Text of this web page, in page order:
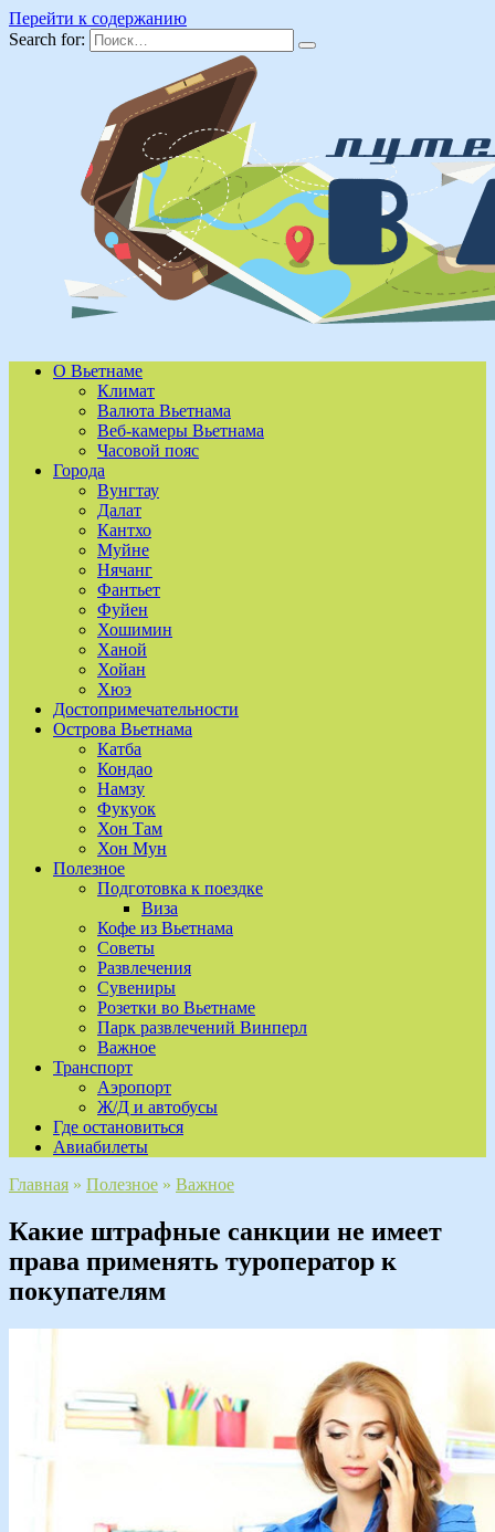
Перейти к содержанию
Search for:
О Вьетнаме
Климат
Валюта Вьетнама
Веб-камеры Вьетнама
Часовой пояс
Города
Вунгтау
Далат
Кантхо
Муйне
Нячанг
Фантьет
Фуйен
Хошимин
Ханой
Хойан
Хюэ
Достопримечательности
Острова Вьетнама
Катба
Кондао
Намзу
Фукуок
Хон Там
Хон Мун
Полезное
Подготовка к поездке
Виза
Кофе из Вьетнама
Советы
Развлечения
Сувениры
Розетки во Вьетнаме
Парк развлечений Винперл
Важное
Транспорт
Аэропорт
Ж/Д и автобусы
Где остановиться
Авиабилеты
Главная » Полезное » Важное
Какие штрафные санкции не имеет
права применять туроператор к
покупателям